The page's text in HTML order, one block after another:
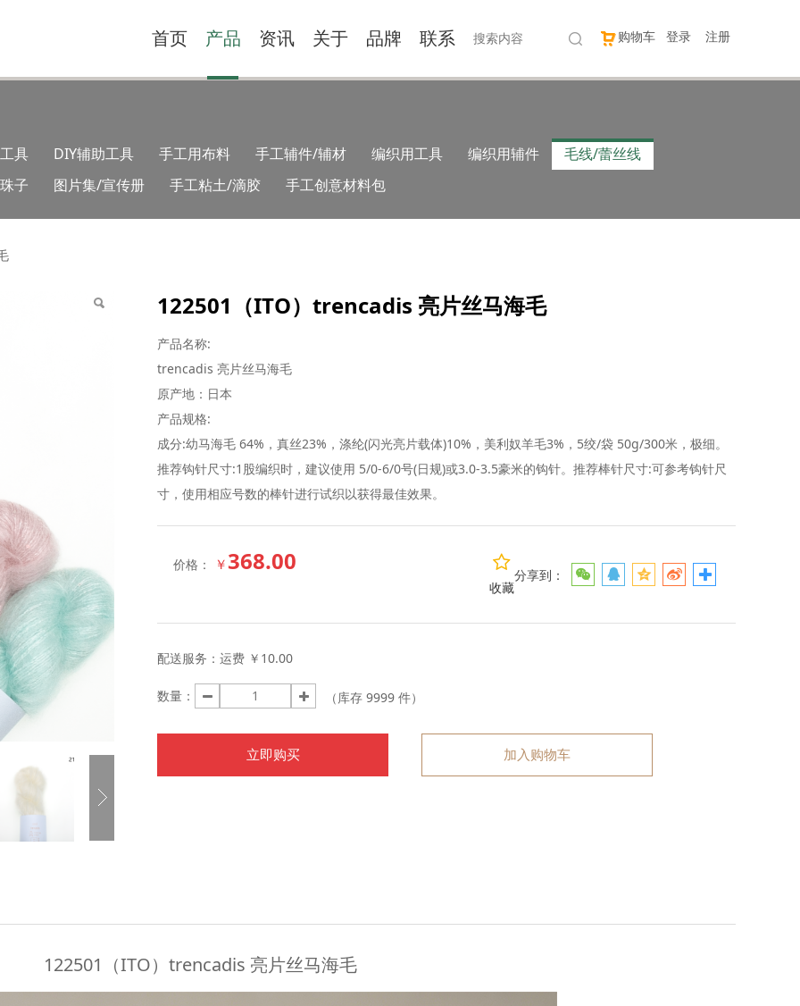
登录 注册
购物车
首页 产品 资讯 关于 品牌 联系
具 DIY辅助工具 手工用布料 手工辅件/辅材 编织用工具 编织用辅件
毛线/蕾丝线
子
图片集/宣传册 手工粘土/滴胶 手工创意材料包
亮片丝马海毛
122501（ITO）trencadis 亮片丝马海毛
产品名称:
trencadis 亮片丝马海毛
原产地：日本
产品规格:
成分:幼马海毛 64%，真丝23%，涤纶(闪光亮片载体)10%，美利奴羊毛3%，5绞/袋 50g/300米，极细。
推荐钩针尺寸:1股编织时，建议使用 5/0-6/0号(日规)或3.0-3.5豪米的钩针。推荐棒针尺寸:可参考钩针尺
寸，使用相应号数的棒针进行试织以获得最佳效果。
价格： ￥368.00 分享到：
收藏
配送服务： 运费 ￥10.00
数量： （库存 9999 件）
立即购买 加入购物车
122501（ITO）trencadis 亮片丝马海毛